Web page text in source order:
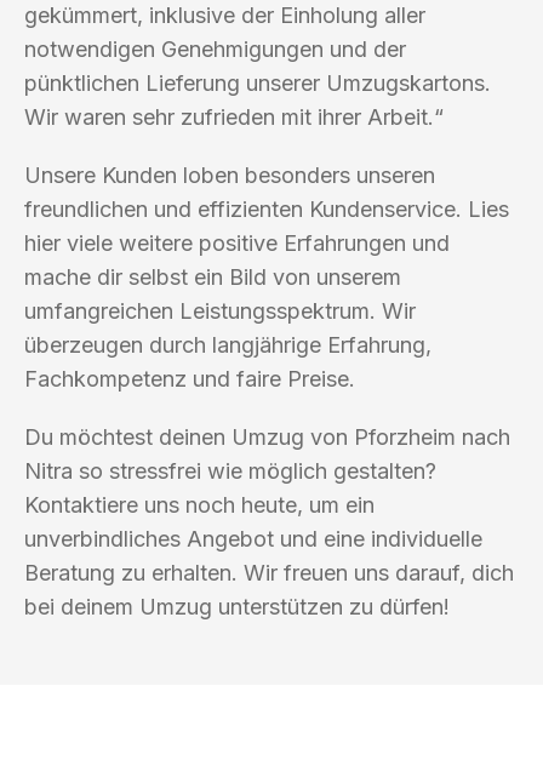
gekümmert, inklusive der Einholung aller
notwendigen Genehmigungen und der
pünktlichen Lieferung unserer Umzugskartons.
Wir waren sehr zufrieden mit ihrer Arbeit.“
Unsere Kunden loben besonders unseren
freundlichen und effizienten Kundenservice. Lies
hier viele weitere positive Erfahrungen und
mache dir selbst ein Bild von unserem
umfangreichen Leistungsspektrum. Wir
überzeugen durch langjährige Erfahrung,
Fachkompetenz und faire Preise.
Du möchtest deinen Umzug von Pforzheim nach
Nitra so stressfrei wie möglich gestalten?
Kontaktiere uns noch heute, um ein
unverbindliches Angebot und eine individuelle
Beratung zu erhalten. Wir freuen uns darauf, dich
bei deinem Umzug unterstützen zu dürfen!